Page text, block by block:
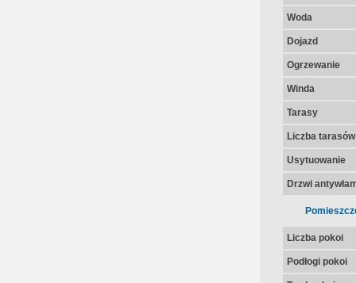
Woda
Dojazd
Ogrzewanie
Winda
Tarasy
Liczba tarasów
Usytuowanie
Drzwi
Liczba pokoi
Podłogi pokoi